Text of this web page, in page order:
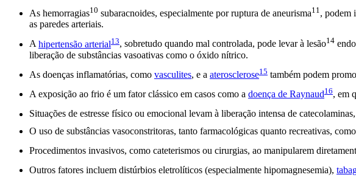
As hemorragias10 subaracnoides, especialmente por ruptura de aneurisma11, podem
as paredes arteriais.
Ahipertensão arterial13, sobretudo quando mal controlada, pode levar à lesão14
liberação de substâncias vasoativas como o óxido nítrico.
As doenças inflamatórias, como vasculites, e a aterosclerose15 também podem
A exposição ao frio é um fator clássico em casos como a doença de Raynaud16, em
Situações de estresse físico ou emocional levam à liberação intensa de
O uso de substâncias vasoconstritoras, tanto farmacológicas quanto recreativas,
Procedimentos invasivos, como cateterismos ou cirurgias, ao manipularem
Outros fatores incluem distúrbios eletrolíticos (especialmente hipomagnesemia),